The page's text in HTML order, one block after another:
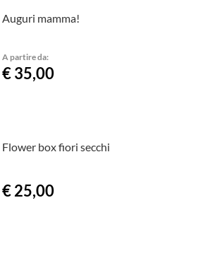
Auguri mamma!
A partire da:
€ 35,00
Flower box fiori secchi
€ 25,00